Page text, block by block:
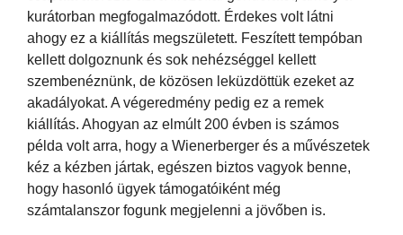
kurátorban megfogalmazódott. Érdekes volt látni
ahogy ez a kiállítás megszületett. Feszített tempóban
kellett dolgoznunk és sok nehézséggel kellett
szembenéznünk, de közösen leküzdöttük ezeket az
akadályokat. A végeredmény pedig ez a remek
kiállítás. Ahogyan az elmúlt 200 évben is számos
példa volt arra, hogy a Wienerberger és a művészetek
kéz a kézben jártak, egészen biztos vagyok benne,
hogy hasonló ügyek támogatóiként még
számtalanszor fogunk megjelenni a jövőben is.